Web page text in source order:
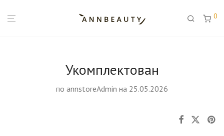
0
Укомплектован
по annstoreAdmin на 25.05.2026